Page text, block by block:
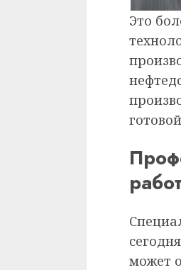
Это
может